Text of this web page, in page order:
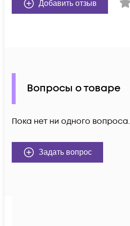
Добавить отзыв
Вопросы о товаре
Пока нет ни одного вопроса.
Задать вопрос